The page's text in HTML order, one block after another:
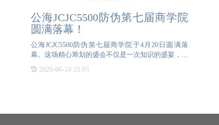
公海JCJC5500防伪第七届商学院
圆满落幕！
公海JCJC5500防伪第七届商学院于4月20日圆满落
幕。这场精心筹划的盛会不仅是一次知识的盛宴，更
是公司对全体业务人员个人成长与职业发展的深切关
怀的体现。公海JCJC5500防伪商学院，这个承载着深
2026-06-24 22:03